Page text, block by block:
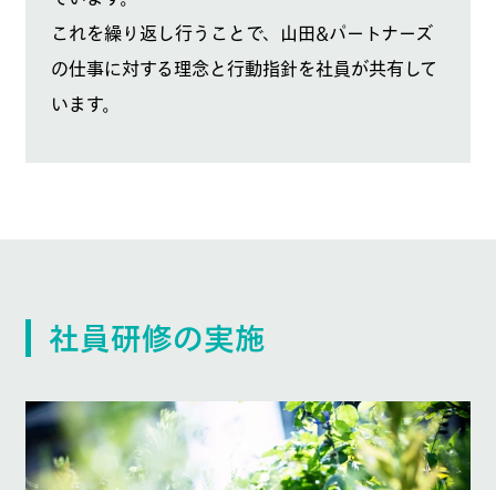
これを繰り返し行うことで、山田&パートナーズ
の仕事に対する理念と行動指針を社員が共有して
います。
社員研修の実施